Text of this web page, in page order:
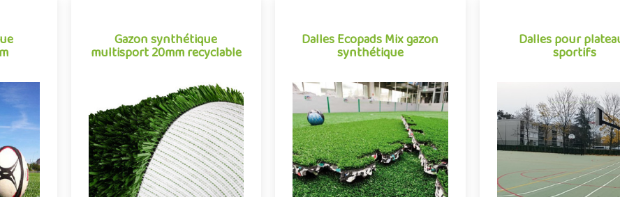
plateau
et de
Gazon synthétique
multisport 20mm recyclable
Gazon synthétique
multisport 20mm recyclable
Gazon synthétique pour terrain de
sport entièrement recyclable,
EcoNext est un gazon artificiel
multisport conjuguant avec ré..
Dalles Ecopads Mix gazon
synthétique
Dalles Ecopads Mix gazon
synthétique
Dalles de revêtement clipsables pour
terrains de sport extérieurs, Ecopads
Mix 55 se démarque par sa
conception innovante ass..
Indiquez la surface en m²
Dalles pour
sportifs
sportifs
Revêtement de sol pour
sportifs sous forme de
clipser, Flexipads se
la solution idéale pour
Indiquez la surface en